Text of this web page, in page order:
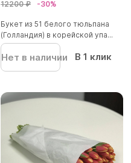
12200 ₽ -30%
Букет из 51 белого тюльпана
(Голландия) в корейской упа...
Нет в наличии В 1 клик